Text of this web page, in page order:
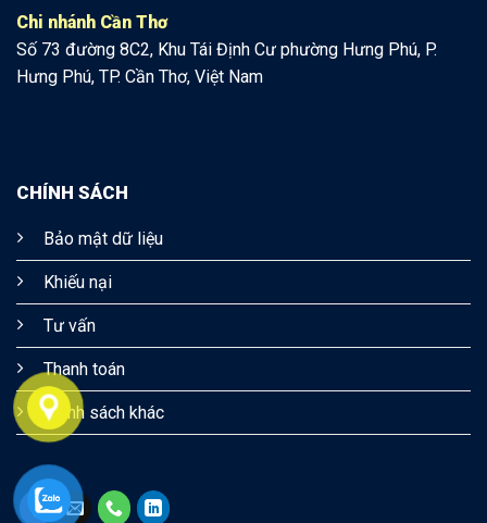
Chi nhánh Cần Thơ
Số 73 đường 8C2, Khu Tái Định Cư phường Hưng Phú, P.
Hưng Phú, TP. Cần Thơ, Việt Nam
CHÍNH SÁCH
Bảo mật dữ liệu
Khiếu nại
Tư vấn
Thanh toán
Chính sách khác